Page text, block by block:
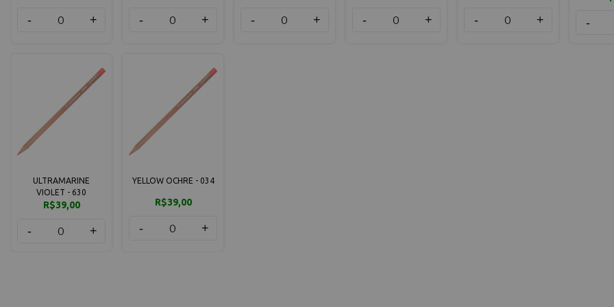
- + - + - + - + - + -
ULTRAMARINE
VIOLET - 630
R$39,00
- +
YELLOW OCHRE - 034
R$39,00
- +